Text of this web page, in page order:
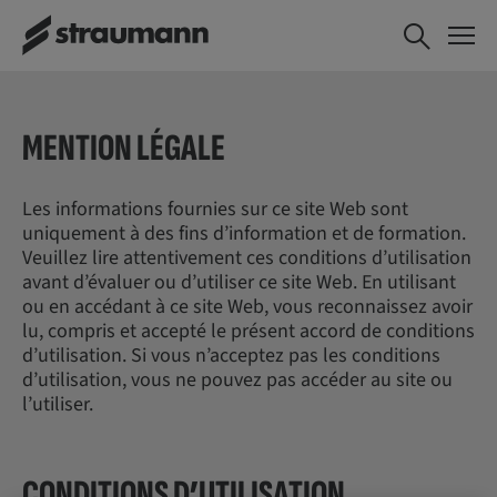
MENTION LÉGALE
Les informations fournies sur ce site Web sont
uniquement à des fins d’information et de formation.
Veuillez lire attentivement ces conditions d’utilisation
avant d’évaluer ou d’utiliser ce site Web. En utilisant
ou en accédant à ce site Web, vous reconnaissez avoir
lu, compris et accepté le présent accord de conditions
d’utilisation. Si vous n’acceptez pas les conditions
d’utilisation, vous ne pouvez pas accéder au site ou
l’utiliser.